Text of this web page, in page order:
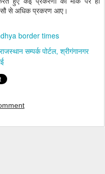
सौ से अधिक प्रकरण आए।
border times
राजस्थान सम्पर्क पोर्टल श्रीगंगानगर